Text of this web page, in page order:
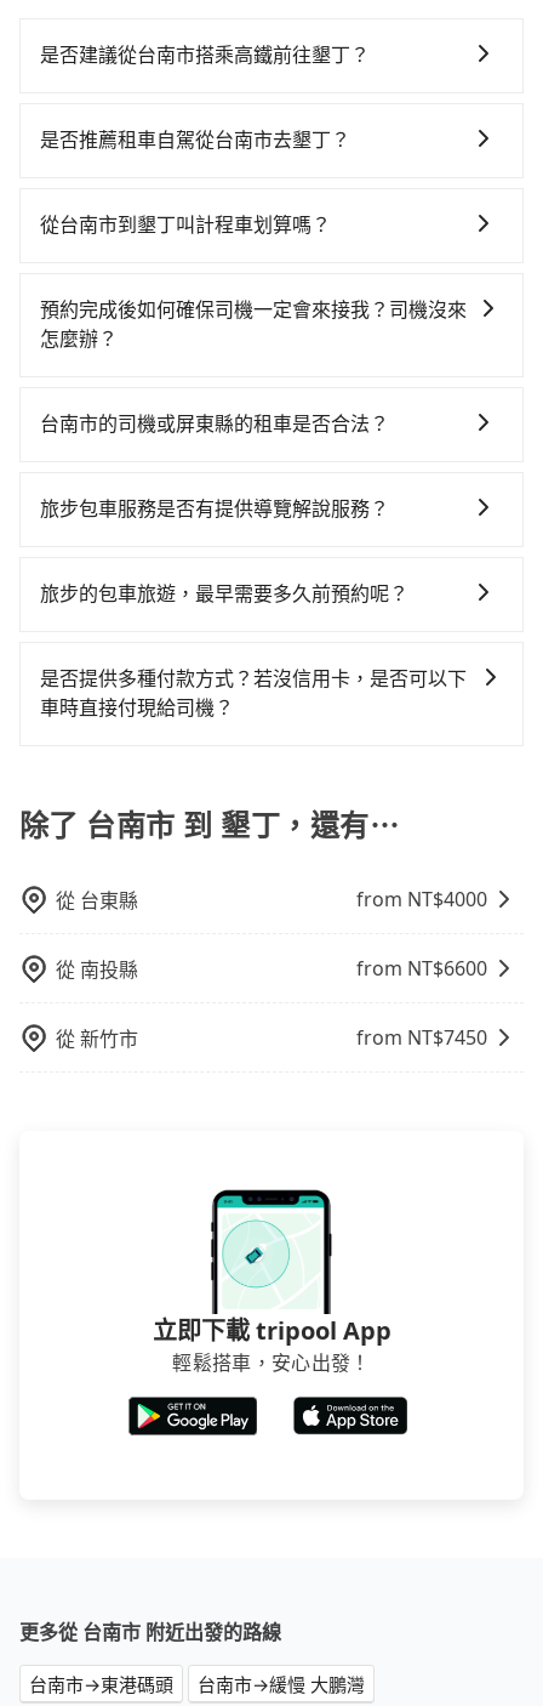
是否建議從台南市搭乘高鐵前往墾丁？
且難叫計程車前往高鐵站！台南-左營雖然一天最多時有
最靠近的台南高鐵站，叫一輛計程車花費約300元、車程
分）的高鐵從台南站前往左營高鐵站，每人票價140元，
再用10分鐘出站、等待車站前排班的計程車，搭上小黃
設一人獨行，交通費總計4,040元。不過台南市領有合法
20倍。縱使幸運攔到一輛小黃了，台南市少部分小黃司
費約3,290元，費時2小時28分鐘。選擇搭乘高鐵而不預
tripool！
是否推薦租車自駕從台南市去墾丁？
時不需要閉目養神（因為要自己開車），最重要的是你
$115~205承租小轎車，每公里再額外加收$3.2，從台南
市（東區）到墾丁的花費預估為$2,150~2,750（金額差
估進去，但額外的汽車保險與可能的罰單都需自付。再
數超過四位，更是沒有較大的七人座或九人座可供選
修理，每一次租車都好像在開樂透一樣。另外，偶爾也
車或者要載其他乘客的人來說就有不小的風險。最後，
雖然路邊隨租隨還看似方便，但實際使用時還是有其區
從台南市到墾丁叫計程車划算嗎？
灣大車隊、Uber、Line Taxi、Yoxi等，如果在路邊攔不
到車，也可考慮打電話至附近的計程車隊，如港龍大車
專車服務可再更便宜。但如果你無法提前預約，或偏好
難度是台北或新北的20倍之多。如果當天或隔天也要原
些計程車司機不按錶計費，約有17%會採現場議價，建
位時，叫兩輛計程車的費用就貴了，改預約一輛tripool
的九人座廂型車最高可省$1,900。
預約完成後如何確保司機一定會來接我？司機沒來
怎麼辦？
派車。在出發前一天晚上八點時，會透過電子郵件與簡
繫，可能原本約定的地點不適合暫停而改停靠在附近的
台南市的司機或屏東縣的租車是否合法？
車、私家車或野雞車在招攬生意，這不僅是違法可能被
都無法監控或追查。最好別為了省小錢而冒上不必要的
駕駛執照以及良民證外，車輛一定投保最高300萬乘客
險。最好辨別叫的車是否合法，就看車牌的開頭，只要
旅步包車服務是否有提供導覽解說服務？
需要導覽服務，可事先透過電子郵件
旅步的包車旅遊，最早需要多久前預約呢？
提供早鳥優惠，您越早預訂就能享有更優惠的價格。所
以不妨趁早訂購，享受更划算的價格。
是否提供多種付款方式？若沒信用卡，是否可以下
車時直接付現給司機？
AFTEE 先享受後付款等。若您沒有信用卡，建議可以使
用 AFTEE 的服務，您可以在訂單成立後的14天內到超商
除了 台南市 到 墾丁，還有⋯
從 台東縣 from NT$4000
從 南投縣 from NT$6600
從新竹市 from NT$7450
立即下載 tripool App
輕鬆搭車，安心出發！
更多從 台南市 附近出發的路線
台南市→東港碼頭
台南市→緩慢 大鵬灣